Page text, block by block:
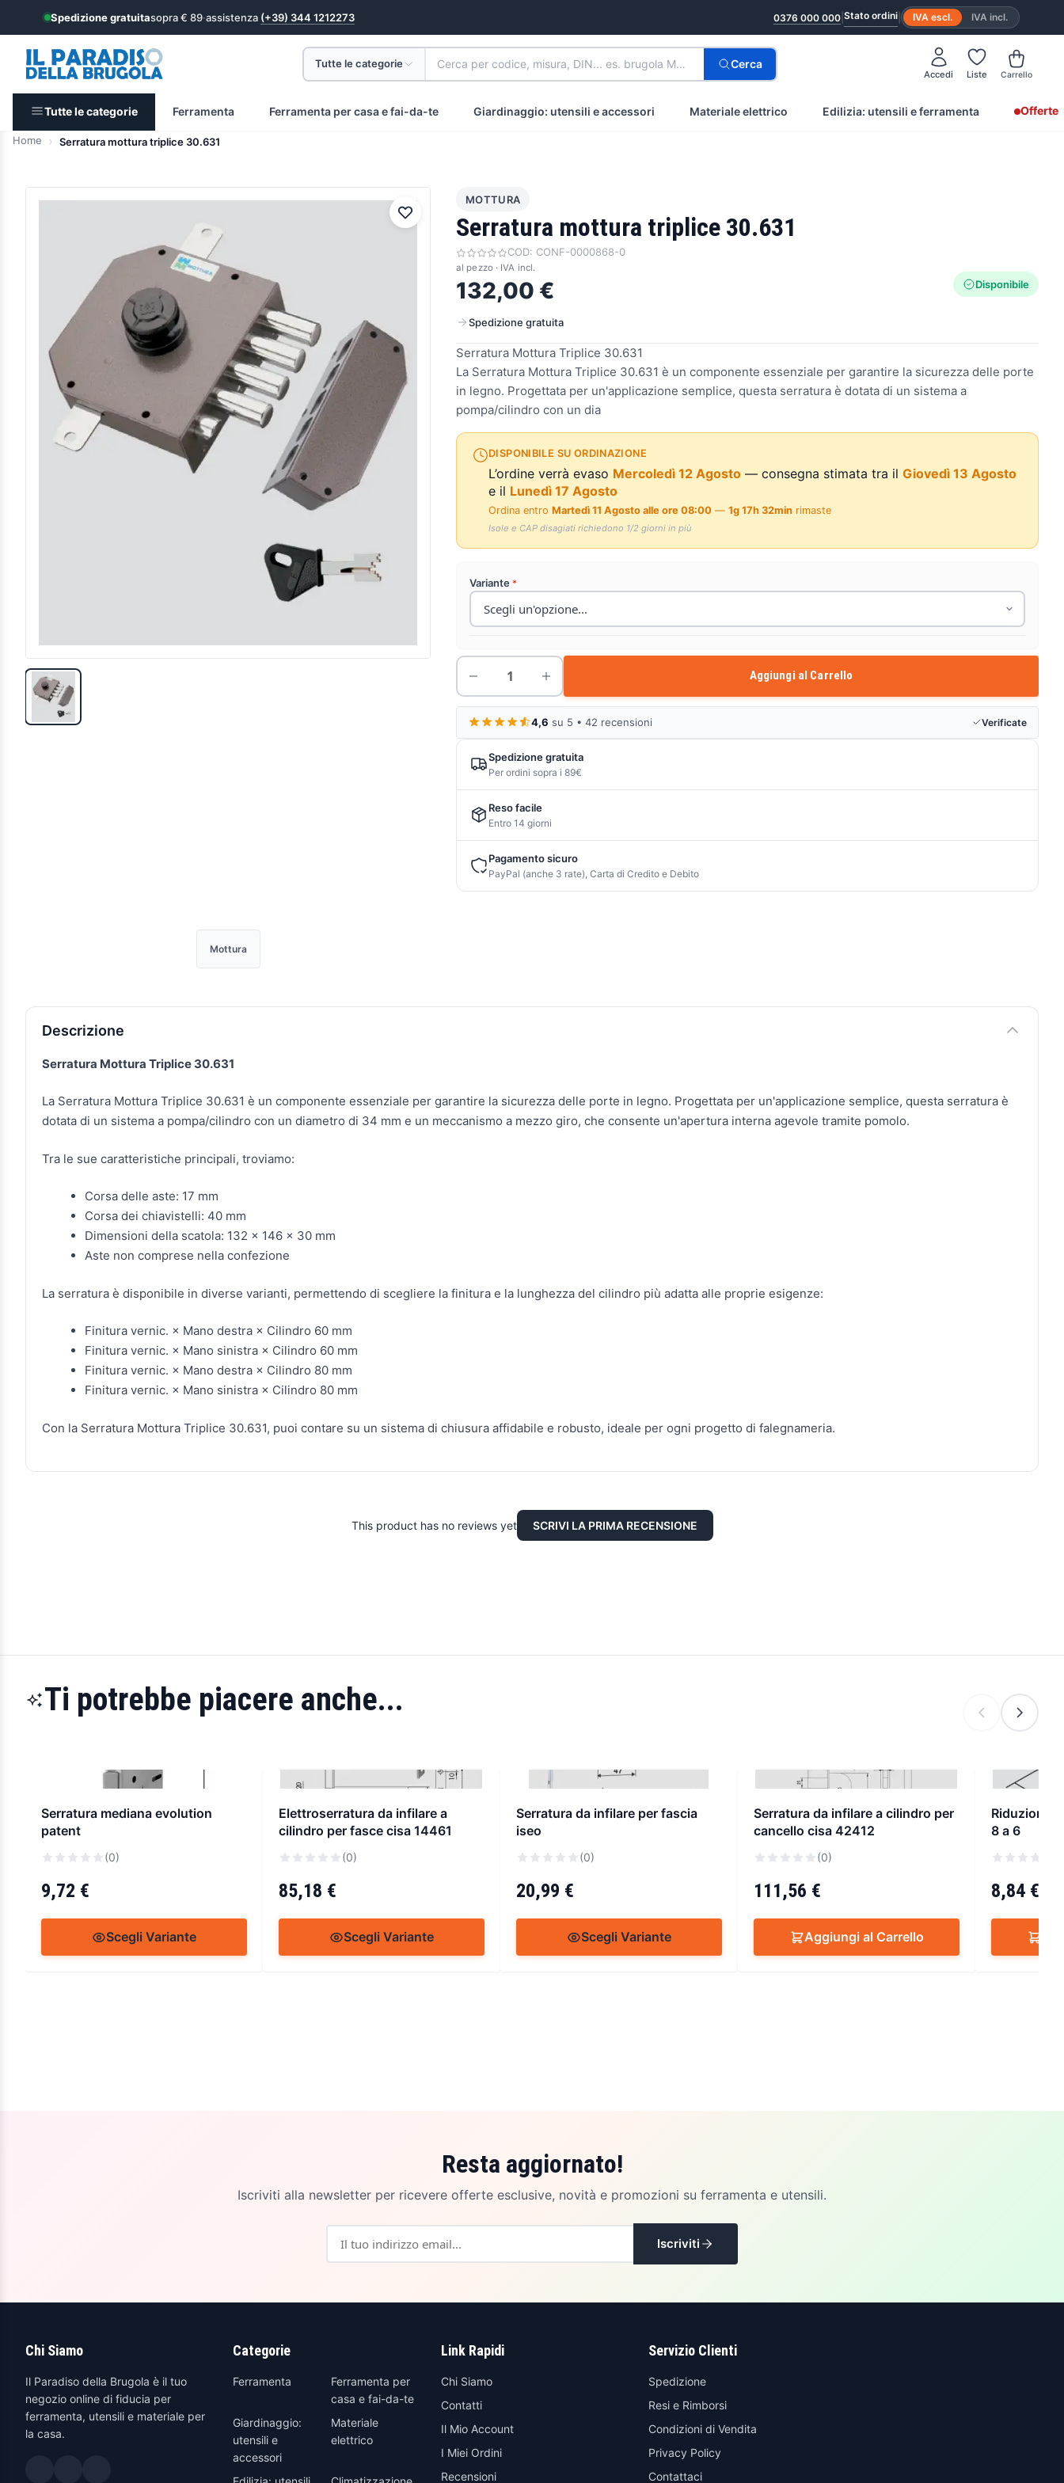
Spedizione gratuitasopra € 89·assistenza (+39) 344 1212273 0376 000 000 Stato ordini IVA escl. IVA incl.
Tutte le categorie Cerca per codice, misura, DIN... es. brugola M8 inox Cerca
Accedi Liste Carrello
Tutte le categorie Ferramenta Ferramenta per casa e fai-da-te Giardinaggio: utensili e accessori Materiale elettrico Edilizia: utensili e ferramenta Offerte
Home Serratura mottura triplice 30.631
MOTTURA
Serratura mottura triplice 30.631
COD: CONF-0000868-0
al pezzo · IVA incl.
132,00 € Disponibile
Spedizione gratuita
Serratura Mottura Triplice 30.631
La Serratura Mottura Triplice 30.631 è un componente essenziale per garantire la sicurezza delle porte
in legno. Progettata per un'applicazione semplice, questa serratura è dotata di un sistema a
pompa/cilindro con un dia
DISPONIBILE SU ORDINAZIONE
L’ordine verrà evaso Mercoledì 12 Agosto — consegna stimata tra il Giovedì 13 Agosto
e il Lunedì 17 Agosto
Ordina entro Martedì 11 Agosto alle ore 08:00 — 1g 17h 32min rimaste
Isole e CAP disagiati richiedono 1/2 giorni in più
Variante
Aggiungi al Carrello
4,6 su 5 • 42 recensioni Verificate
Spedizione gratuita
Per ordini sopra i 89€
Reso facile
Entro 14 giorni
Pagamento sicuro
PayPal (anche 3 rate), Carta di Credito e Debito
Mottura
Descrizione e caratteristiche
Descrizione
Serratura Mottura Triplice 30.631
La Serratura Mottura Triplice 30.631 è un componente essenziale per garantire la sicurezza delle porte in legno. Progettata per un'applicazione semplice, questa serratura è
dotata di un sistema a pompa/cilindro con un diametro di 34 mm e un meccanismo a mezzo giro, che consente un'apertura interna agevole tramite pomolo.
Tra le sue caratteristiche principali, troviamo:
Corsa delle aste: 17 mm
Corsa dei chiavistelli: 40 mm
Dimensioni della scatola: 132 x 146 x 30 mm
Aste non comprese nella confezione
La serratura è disponibile in diverse varianti, permettendo di scegliere la finitura e la lunghezza del cilindro più adatta alle proprie esigenze:
Finitura vernic. × Mano destra × Cilindro 60 mm
Finitura vernic. × Mano sinistra × Cilindro 60 mm
Finitura vernic. × Mano destra × Cilindro 80 mm
Finitura vernic. × Mano sinistra × Cilindro 80 mm
Con la Serratura Mottura Triplice 30.631, puoi contare su un sistema di chiusura affidabile e robusto, ideale per ogni progetto di falegnameria.
This product has no reviews yet SCRIVI LA PRIMA RECENSIONE
Ti potrebbe piacere anche...
Serratura mediana evolution
patent
(0)
9,72 €
Scegli Variante
Elettroserratura da infilare a
cilindro per fasce cisa 14461
(0)
85,18 €
Scegli Variante
Serratura da infilare per fascia
iseo
(0)
20,99 €
Scegli Variante
Serratura da infilare a cilindro per
cancello cisa 42412
(0)
111,56 €
Aggiungi al Carrello
Riduzioni
8 a 6
8,84 €
Resta aggiornato!
Iscriviti alla newsletter per ricevere offerte esclusive, novità e promozioni su ferramenta e utensili.
Iscriviti
Chi Siamo
Il Paradiso della Brugola è il tuo
negozio online di fiducia per
ferramenta, utensili e materiale per
la casa.
Categorie
Ferramenta
Ferramenta per
casa e fai-da-te
Giardinaggio:
utensili e
accessori
Materiale
elettrico
Link Rapidi
Chi Siamo
Contatti
Il Mio Account
I Miei Ordini
Recensioni
Servizio Clienti
Spedizione
Resi e Rimborsi
Condizioni di Vendita
Privacy Policy
Contattaci